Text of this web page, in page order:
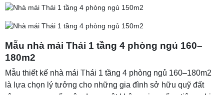
Mẫu nhà mái Thái 1 tầng 4 phòng ngủ 160–
180m2
Mẫu thiết kế nhà mái Thái 1 tầng 4 phòng ngủ 160–180m2
là lựa chọn lý tưởng cho những gia đình sở hữu quỹ đất